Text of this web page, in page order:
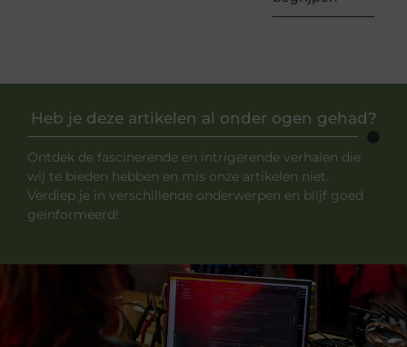
Heb je deze artikelen al onder ogen gehad?
Ontdek de fascinerende en intrigerende verhalen die
wij te bieden hebben en mis onze artikelen niet.
Verdiep je in verschillende onderwerpen en blijf goed
geïnformeerd!